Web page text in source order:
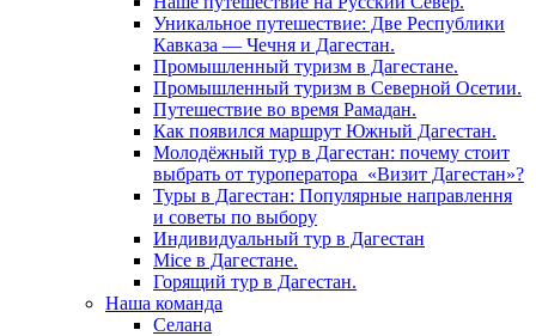
Уникальное путешествие: Две Республики
Кавказа — Чечня и Дагестан.
Промышленный туризм в Дагестане.
Промышленный туризм в Северной Осетии.
Путешествие во время Рамадан.
Как появился маршрут Южный Дагестан.
Молодёжный тур в Дагестан: почему стоит
выбрать от туроператора «Визит Дагестан»?
Туры в Дагестан: Популярные направлення
и советы по выбору
Индивидуальный тур в Дагестан
Mice в Дагестане.
Горящий тур в Дагестан.
Наша команда
Селана